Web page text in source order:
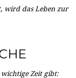
wird das Leben zur
Zeit gibt: